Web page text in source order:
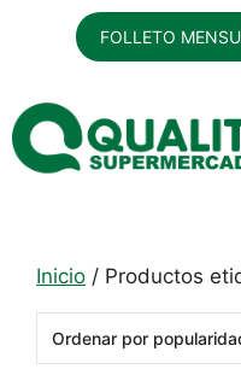
FOLLETO
Inicio / Productos